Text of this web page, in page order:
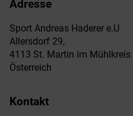
Adresse
Sport Andreas Haderer e.U
Allersdorf 29,
4113 St. Martin im Mühlkreis
Österreich
Kontakt